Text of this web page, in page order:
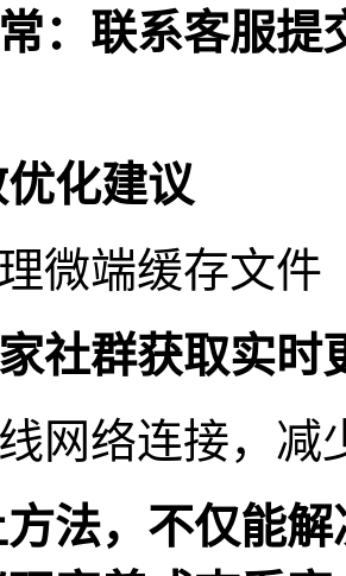
：联系客服
化建议
微端缓存文件
社群获取实
网络连接，减
法，不仅能